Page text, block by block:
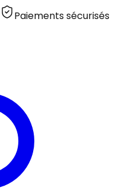
Paiements sécurisés